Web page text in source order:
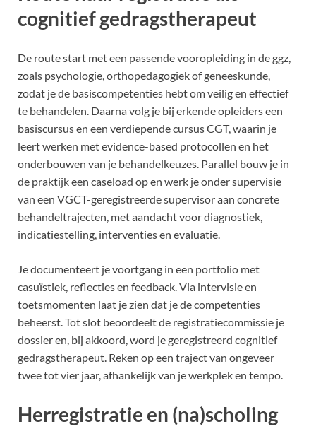
cognitief gedragstherapeut
De route start met een passende vooropleiding in de ggz,
zoals psychologie, orthopedagogiek of geneeskunde,
zodat je de basiscompetenties hebt om veilig en effectief
te behandelen. Daarna volg je bij erkende opleiders een
basiscursus en een verdiepende cursus CGT, waarin je
leert werken met evidence-based protocollen en het
onderbouwen van je behandelkeuzes. Parallel bouw je in
de praktijk een caseload op en werk je onder supervisie
van een VGCT-geregistreerde supervisor aan concrete
behandeltrajecten, met aandacht voor diagnostiek,
indicatiestelling, interventies en evaluatie.
Je documenteert je voortgang in een portfolio met
casuïstiek, reflecties en feedback. Via intervisie en
toetsmomenten laat je zien dat je de competenties
beheerst. Tot slot beoordeelt de registratiecommissie je
dossier en, bij akkoord, word je geregistreerd cognitief
gedragstherapeut. Reken op een traject van ongeveer
twee tot vier jaar, afhankelijk van je werkplek en tempo.
Herregistratie en (na)scholing